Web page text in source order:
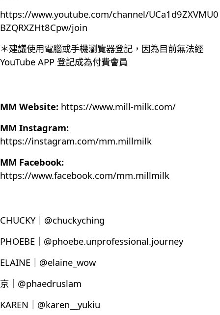
https://www.youtube.com/channel/UCa1d9ZXVMU0
BZQRXZHt8Cpw/join
＊建議使用電腦或手機瀏覽器登記，因為目前無法經
YouTube APP 登記成為付費會員
MM Website: https://www.mill-milk.com/
MM Instagram:
https://instagram.com/mm.millmilk
MM Facebook:
https://www.facebook.com/mm.millmilk
CHUCKY｜@chuckyching
PHOEBE｜@phoebe.unprofessional.journey
ELAINE｜@elaine_wow
京｜@phaedruslam
KAREN｜@karen__yukiu